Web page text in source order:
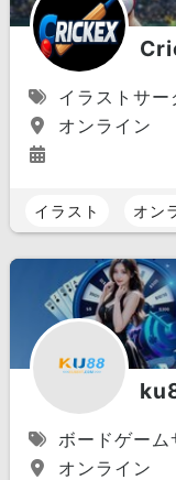
イラストサー
オンライン
イラスト オン
ボードゲーム
オンライン